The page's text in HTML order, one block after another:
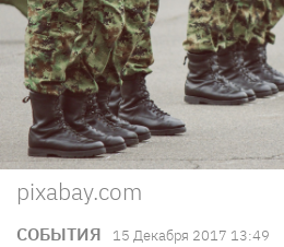
pixabay.com
СОБЫТИЯ 15 Декабря 2017 13:49